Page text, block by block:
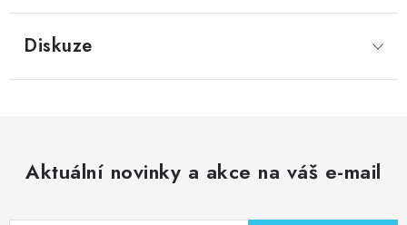
Diskuze
Aktuální novinky a akce na váš e-mail